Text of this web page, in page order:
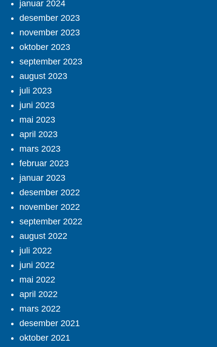
januar 2024
desember 2023
november 2023
oktober 2023
september 2023
august 2023
juli 2023
juni 2023
mai 2023
april 2023
mars 2023
februar 2023
januar 2023
desember 2022
november 2022
september 2022
august 2022
juli 2022
juni 2022
mai 2022
april 2022
mars 2022
desember 2021
oktober 2021